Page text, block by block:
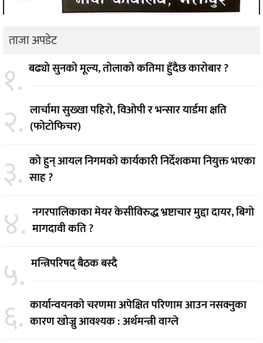
ताजा अपडेट
१. बढ्यो सुनको मूल्य, तोलाको कतिमा हुँदैछ कारोबार ?
२. लार्चामा सुख्खा पहिरो, विओपी र भन्सार यार्डमा क्षति
(फोटोफिचर)
३. को हुन् आयल निगमको कार्यकारी निर्देशकमा नियुक्त भएका
साह ?
४. नगरपालिकाका मेयर केसीविरुद्ध भ्रष्टाचार मुद्दा दायर, बिगो
मागदावी कति ?
५. मन्त्रिपरिषद् बैठक बस्दै
६. कार्यान्वयनको चरणमा अपेक्षित परिणाम आउन नसक्नुका
कारण खोज्नु आवश्यक : अर्थमन्त्री वाग्ले